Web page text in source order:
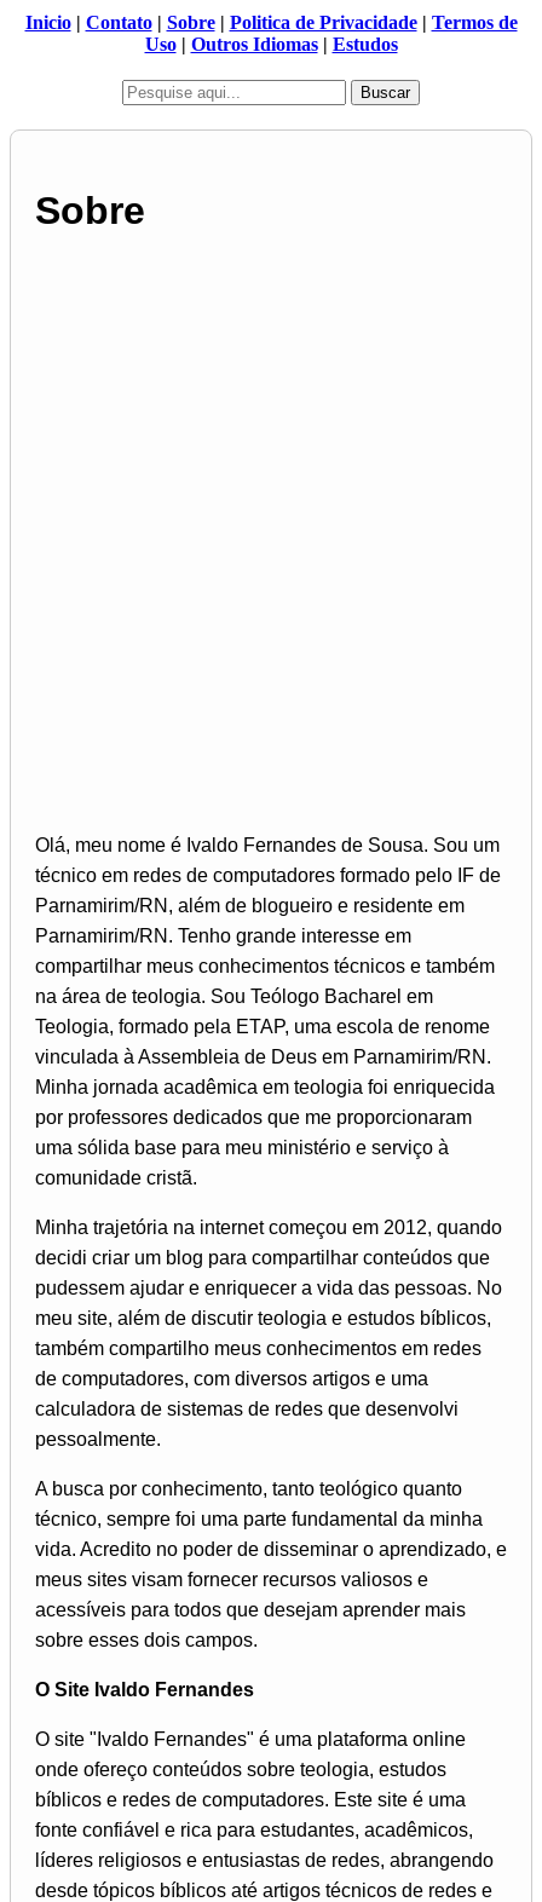
Inicio| Contato| Sobre| Politica de Privacidade| Termos de
Uso| Outros Idiomas| Estudos
Buscar
Sobre
Olá, meu nome é Ivaldo Fernandes de Sousa. Sou um
técnico em redes de computadores formado pelo IF de
Parnamirim/RN, além de blogueiro e residente em
Parnamirim/RN. Tenho grande interesse em
compartilhar meus conhecimentos técnicos e também
na área de teologia. Sou Teólogo Bacharel em
Teologia, formado pela ETAP, uma escola de renome
vinculada à Assembleia de Deus em Parnamirim/RN.
Minha jornada acadêmica em teologia foi enriquecida
por professores dedicados que me proporcionaram
uma sólida base para meu ministério e serviço à
comunidade cristã.
Minha trajetória na internet começou em 2012, quando
decidi criar um blog para compartilhar conteúdos que
pudessem ajudar e enriquecer a vida das pessoas. No
meu site, além de discutir teologia e estudos bíblicos,
também compartilho meus conhecimentos em redes
de computadores, com diversos artigos e uma
calculadora de sistemas de redes que desenvolvi
pessoalmente.
A busca por conhecimento, tanto teológico quanto
técnico, sempre foi uma parte fundamental da minha
vida. Acredito no poder de disseminar o aprendizado, e
meus sites visam fornecer recursos valiosos e
acessíveis para todos que desejam aprender mais
sobre esses dois campos.
O Site Ivaldo Fernandes
O site "Ivaldo Fernandes" é uma plataforma online
onde ofereço conteúdos sobre teologia, estudos
bíblicos e redes de computadores. Este site é uma
fonte confiável e rica para estudantes, acadêmicos,
líderes religiosos e entusiastas de redes, abrangendo
desde tópicos bíblicos até artigos técnicos de redes e